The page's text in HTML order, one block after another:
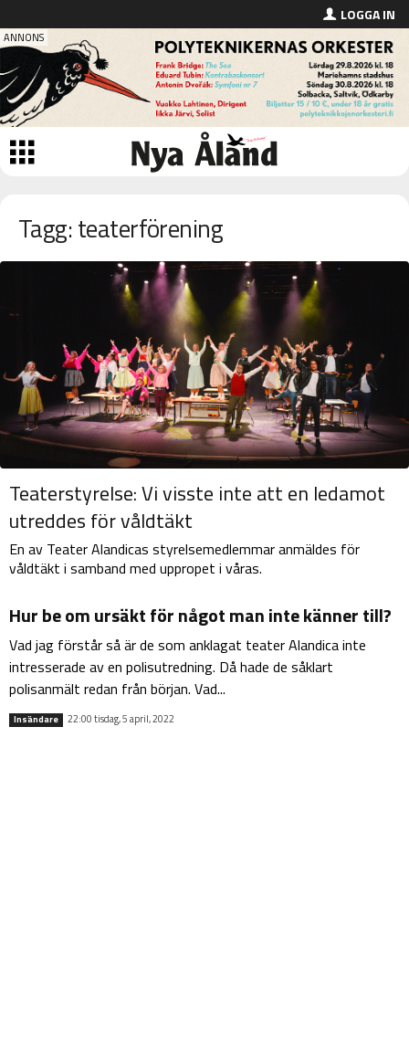
LOGGA IN
Tagg: teaterförening
Teaterstyrelse: Vi visste inte att en ledamot
utreddes för våldtäkt
En av Teater Alandicas styrelsemedlemmar anmäldes för
våldtäkt i samband med uppropet i våras.
Hur be om ursäkt för något man inte känner till?
Vad jag förstår så är de som anklagat teater Alandica inte
intresserade av en polisutredning. Då hade de såklart
polisanmält redan från början. Vad...
Insändare 22:00 tisdag, 5 april, 2022